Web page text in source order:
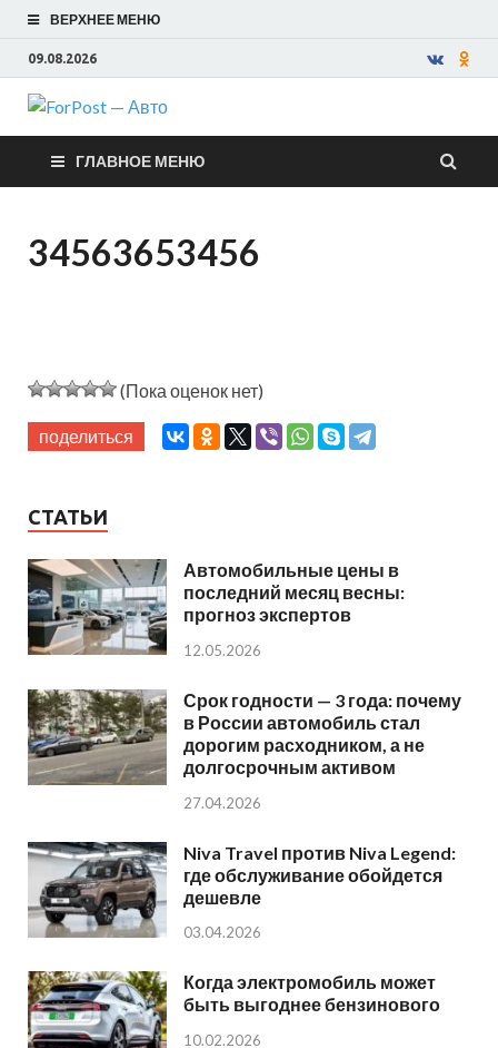
ВЕРХНЕЕ МЕНЮ
09.08.2026
ForPost —
Авто
ГЛАВНОЕ МЕНЮ
34563653456
(Пока оценок нет)
поделиться
СТАТЬИ
Автомобильные цены в
последний месяц весны:
прогноз экспертов
12.05.2026
Срок годности — 3 года: почему
в России автомобиль стал
дорогим расходником, а не
долгосрочным активом
27.04.2026
Niva Travel против Niva Legend:
где обслуживание обойдется
дешевле
03.04.2026
Когда электромобиль может
быть выгоднее бензинового
10.02.2026